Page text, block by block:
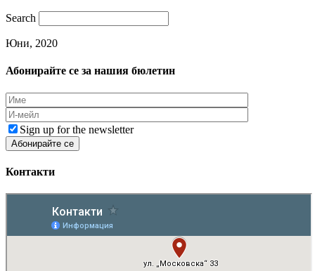
Search
Юни, 2020
Абонирайте се за нашия бюлетин
Sign up for the newsletter
Контакти